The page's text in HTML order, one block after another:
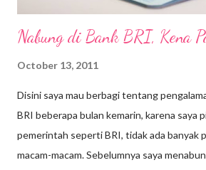
Nabung di Bank BRI, Kena
October 13, 2011
Disini saya mau berbagi tentang
BRI beberapa bulan kemarin, karena saya
pemerintah seperti BRI, tidak ada banyak
macam-macam. Sebelumnya saya